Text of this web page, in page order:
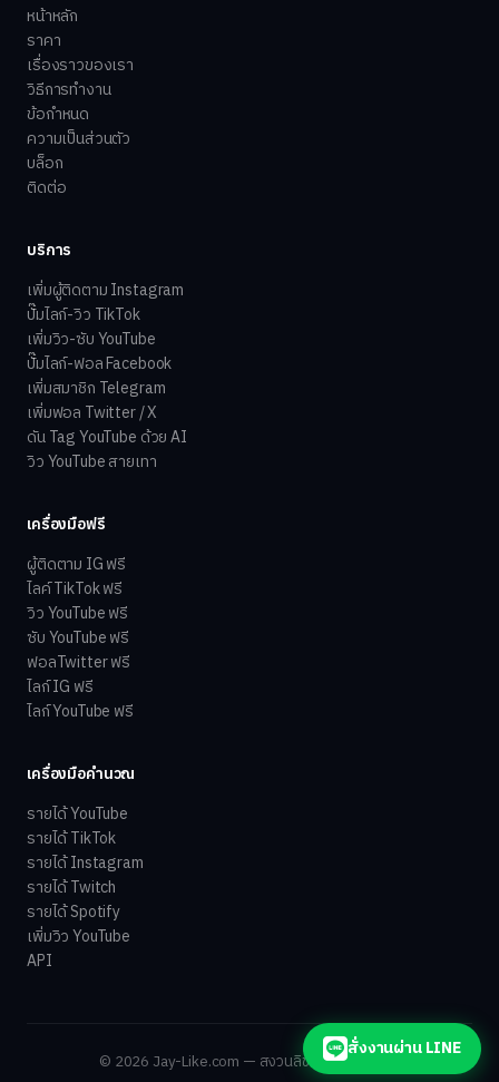
สั่งงานผ่าน LINE
หน้าหลัก
ราคา
เรื่องราวของเรา
วิธีการทำงาน
ข้อกำหนด
ความเป็นส่วนตัว
บล็อก
ติดต่อ
บริการ
เพิ่มผู้ติดตาม Instagram
ปั๊มไลก์-วิว TikTok
เพิ่มวิว-ซับ YouTube
ปั๊มไลก์-ฟอล Facebook
เพิ่มสมาชิก Telegram
เพิ่มฟอล Twitter / X
ดัน Tag YouTube ด้วย AI
วิว YouTube สายเทา
เครื่องมือฟรี
ผู้ติดตาม IG ฟรี
ไลค์ TikTok ฟรี
วิว YouTube ฟรี
ซับ YouTube ฟรี
ฟอลTwitter ฟรี
ไลก์ IG ฟรี
ไลก์ YouTube ฟรี
เครื่องมือคำนวณ
รายได้ YouTube
รายได้ TikTok
รายได้ Instagram
รายได้ Twitch
รายได้ Spotify
เพิ่มวิว YouTube
API
© 2026 Jay-Like.com — สงวนลิขสิทธิ์ทุกประการ